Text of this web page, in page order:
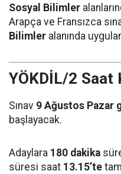
Sosyal Bilimler
Arapça ve Fransızca
Bilimler alanında
YÖKDİL/2 Saat
Sınav 9 Ağustos Pazar
başlayacak.
Adaylara 180 dakika
süresi saat 13.15’te